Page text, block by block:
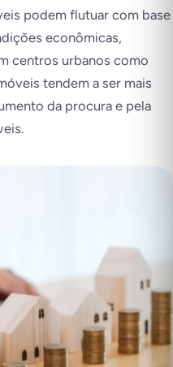
podem flutuar com base
econômicas,
centros urbanos como
tendem a ser mais
da procura e pela